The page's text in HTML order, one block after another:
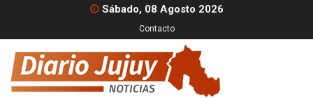
Sábado, 08 Agosto 2026
Contacto